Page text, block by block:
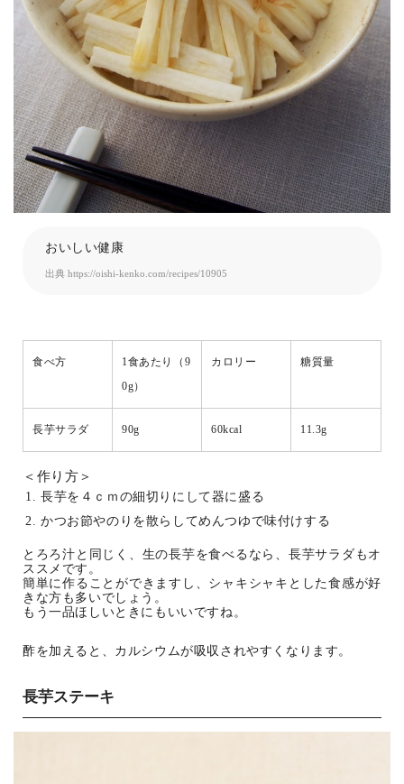
おいしい健康
出典 https://oishi-kenko.com/recipes/10905
食べ方
1食あたり（9
0g）
カロリー 糖質量
長芋サラダ 90g 60kcal 11.3g
＜作り方＞
長芋を４ｃｍの細切りにして器に盛る
かつお節やのりを散らしてめんつゆで味付けする
とろろ汁と同じく、生の長芋を食べるなら、長芋サラダもオ
ススメです。
簡単に作ることができますし、シャキシャキとした食感が好
きな方も多いでしょう。
もう一品ほしいときにもいいですね。
酢を加えると、カルシウムが吸収されやすくなります。
長芋ステーキ